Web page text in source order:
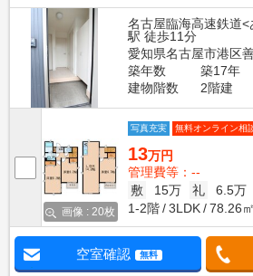
名古屋臨海高速鉄道
駅 徒歩11分
愛知県名古屋市港区
築年数
築17年
建物階数
2階建
画像 : 20枚
写真充実 無料オンライン相
13万円
管理費等：--
敷
15万 礼
6.5万
1-2階
3LDK 78.26㎡
空室確認 無料